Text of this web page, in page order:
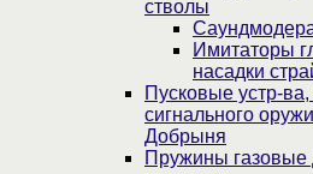
стволы
Имитаторы
насадки
Пусковые устр-
сигнального
Добрыня
Пружины газовые